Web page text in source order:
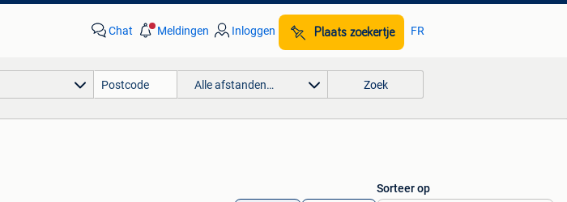
Chat Meldingen Inloggen Plaats zoekertje FR
Alle afstanden… Zoek
Sorteer op